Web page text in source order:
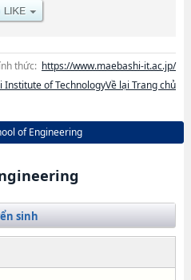
thức: https://www.maebashi-it.ac.jp/
Institute of TechnologyVề lại Trang chủ
of Engineering
sinh